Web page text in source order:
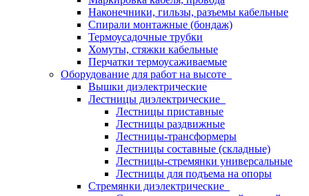
Наконечники, гильзы, разъемы кабельные
Спирали монтажные (бондаж)
Термоусадочные трубки
Хомуты, стяжки кабельные
Перчатки термоусаживаемые
Оборудование для работ на высоте
Вышки диэлектрические
Лестницы диэлектрические
Лестницы приставные
Лестницы раздвижные
Лестницы-трансформеры
Лестницы составные (складные)
Лестницы-стремянки универсальные
Лестницы для подъема на опоры
Стремянки диэлектрические